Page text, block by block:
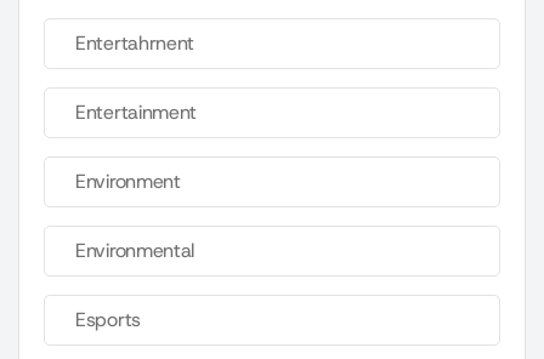
Entertahrnent
Entertainment
Environment
Environmental
Esports